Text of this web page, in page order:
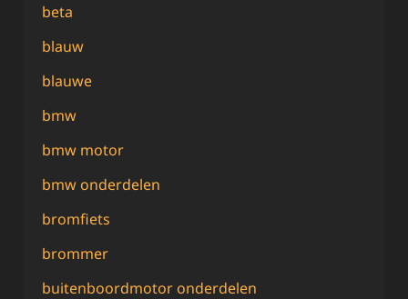
beta
blauw
blauwe
bmw
bmw motor
bmw onderdelen
bromfiets
brommer
buitenboordmotor onderdelen